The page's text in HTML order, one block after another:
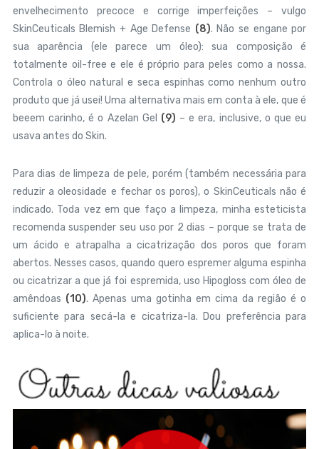
envelhecimento precoce e corrige imperfeições – vulgo
SkinCeuticals Blemish + Age Defense (8). Não se engane por
sua aparência (ele parece um óleo): sua composição é
totalmente oil-free e ele é próprio para peles como a nossa.
Controla o óleo natural e seca espinhas como nenhum outro
produto que já usei! Uma alternativa mais em conta à ele, que é
beeem carinho, é o Azelan Gel (9) – e era, inclusive, o que eu
usava antes do Skin.
Para dias de limpeza de pele, porém (também necessária para
reduzir a oleosidade e fechar os poros), o SkinCeuticals não é
indicado. Toda vez em que faço a limpeza, minha esteticista
recomenda suspender seu uso por 2 dias – porque se trata de
um ácido e atrapalha a cicatrização dos poros que foram
abertos. Nesses casos, quando quero espremer alguma espinha
ou cicatrizar a que já foi espremida, uso Hipogloss com óleo de
amêndoas (10). Apenas uma gotinha em cima da região é o
suficiente para secá-la e cicatriza-la. Dou preferência para
aplica-lo à noite.